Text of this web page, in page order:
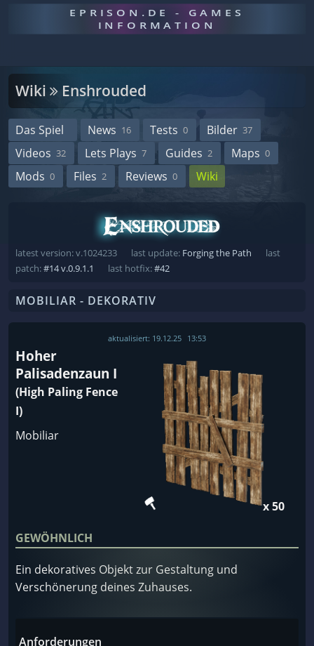
EPRISON.DE - GAMES
INFORMATION
Wiki Enshrouded
Das Spiel News 16 Tests 0 Bilder 37
Videos 32 Lets Plays 7 Guides 2 Maps 0
Mods 0 Files 2 Reviews 0 Wiki
latest version: v.1024233 last update: Forging the Path
last
patch:#14 v.0.9.1.1 last hotfix:#42
MOBILIAR - DEKORATIV
aktualisiert: 19.12.25 13:53
Hoher
Palisadenzaun I
(High Paling Fence
I)
Mobiliar
x 50
GEWÖHNLICH
Ein dekoratives Objekt zur Gestaltung und
Verschönerung deines Zuhauses.
Anforderungen